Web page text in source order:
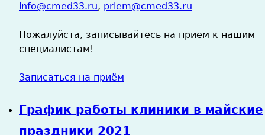
info@cmed33.ru, priem@cmed33.ru
Пожалуйста, записывайтесь на прием к нашим
специалистам!
Записаться на приём
График работы клиники в майские
праздники 2021